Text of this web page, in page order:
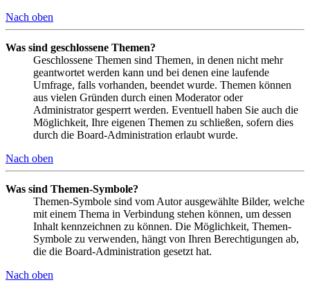
Nach oben
Was sind geschlossene Themen?
Geschlossene Themen sind Themen, in denen nicht mehr
geantwortet werden kann und bei denen eine laufende
Umfrage, falls vorhanden, beendet wurde. Themen können
aus vielen Gründen durch einen Moderator oder
Administrator gesperrt werden. Eventuell haben Sie auch die
Möglichkeit, Ihre eigenen Themen zu schließen, sofern dies
durch die Board-Administration erlaubt wurde.
Nach oben
Was sind Themen-Symbole?
Themen-Symbole sind vom Autor ausgewählte Bilder, welche
mit einem Thema in Verbindung stehen können, um dessen
Inhalt kennzeichnen zu können. Die Möglichkeit, Themen-
Symbole zu verwenden, hängt von Ihren Berechtigungen ab,
die die Board-Administration gesetzt hat.
Nach oben